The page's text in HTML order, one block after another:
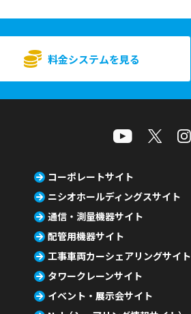
料金システムを見る
コーポレートサイト
ニシオホールディングスサイト
通信・測量機器サイト
配管用機器サイト
工事車両カーシェアリングサイト
タワークレーンサイト
イベント・展示会サイト